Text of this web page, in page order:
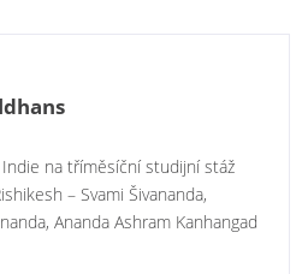
na tříměsíční studijní stáž
– Svami Šivananda,
Ananda Ashram Kanhangad